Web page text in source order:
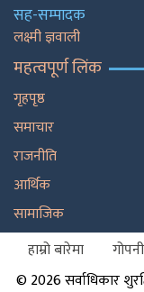
सह-सम्पादक
लक्ष्मी ज्ञवाली
महत्वपूर्ण लिंक
गृहपृष्ठ
समाचार
राजनीति
आर्थिक
सामाजिक
हाम्रो बारेमा
© 2026 सर्वाधिकार